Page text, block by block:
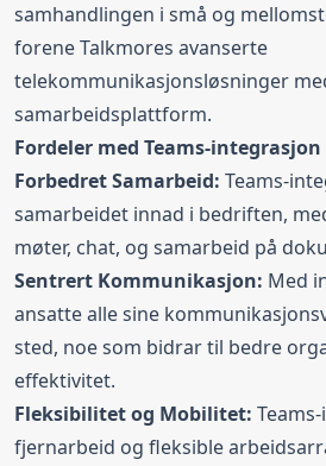
samhandlingen i små og
forene Talkmores avanserte
telekommunikasjonsløsninger
samarbeidsplattform.
Fordeler med Teams-
Forbedret Samarbeid: Teams-
samarbeidet innad i bedriften,
møter, chat, og samarbeid på
Sentrert Kommunikasjon: Med
ansatte alle sine
sted, noe som bidrar til bedre
effektivitet.
Fleksibilitet og Mobilitet:
fjernarbeid og fleksible